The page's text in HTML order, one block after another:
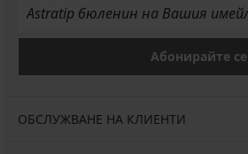
Абонирайте се
ОБСЛУЖВАНЕ НА КЛИЕНТИ